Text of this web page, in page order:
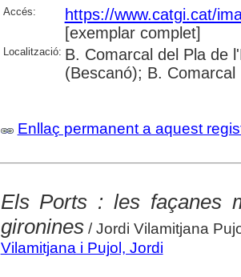
Accés:
https://www.catgi.cat/
[exemplar complet]
Localització: B. Comarcal del Pla de
(Bescanó); B.
Enllaç permanent a aquest
Els Ports : les façanes
gironines/ Jordi Vilamitjana
Vilamitjana i Pujol, Jordi